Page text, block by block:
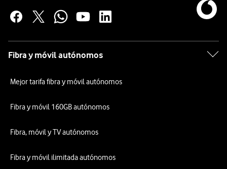
Fibra y móvil autónomos
Mejor tarifa fibra y móvil autónomos
Fibra y móvil 160GB autónomos
Fibra, móvil y TV autónomos
Fibra y móvil ilimitada autónomos